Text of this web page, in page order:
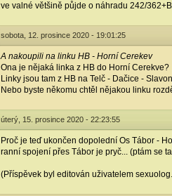
ve valné většině půjde o náhradu 242/
sobota, 12. prosince 2020 - 19:01:25
A nakoupili na linku HB - Horní Cerekev
Ona je nějaká linka z HB do Horní Cerekve?
Linky jsou tam z HB na Telč - Dačice -
Nebo byste někomu chtěl nějakou linku
úterý, 15. prosince 2020 - 22:23:55
Proč je teď ukončen dopolední Os Tábor -
ranní spojení přes Tábor je pryč... (ptám se
(Příspěvek byl editován uživatelem